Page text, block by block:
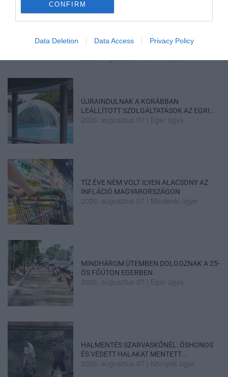
CONFIRM
Data Deletion Data Access Privacy Policy
Legfrissebb híreink
TANULJ NÉMETÜL OTTHONRÓL: A
ÚJRAINDULNAK A KORÁBBAN
LEÁLLÍTOTT SZOLGÁLTATÁSOK AZ EGRI...
2026. augusztus 07 Eger ügye
TÍZ ÉVE NEM VOLT ILYEN ALACSONY AZ
INFLÁCIÓ MAGYARORSZÁGON
2026. augusztus 07 Mindenki ügye
MINDHÁROM ÜTEMBEN DOLGOZNAK A 25-
ÖS FŐÚTON EGERBEN
2026. augusztus 07 Eger ügye
HALMENTÉS SZARVASKŐNÉL: ŐSHONOS
ÉS VÉDETT HALAKAT MENTETT...
2026. augusztus 07 Környék ügye